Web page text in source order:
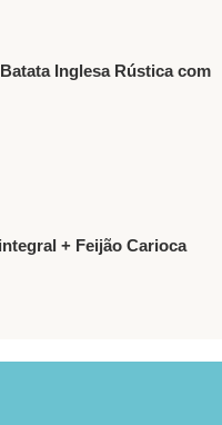
Inglesa Rústica com
+ Feijão Carioca